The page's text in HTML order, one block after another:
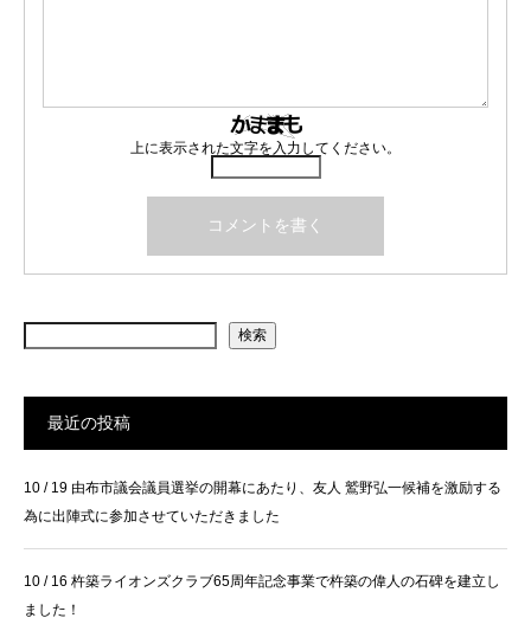
上に表示された文字を入力してください。
検索
最近の投稿
10 / 19 由布市議会議員選挙の開幕にあたり、友人 鷲野弘一候補を激励する
為に出陣式に参加させていただきました
10 / 16 杵築ライオンズクラブ65周年記念事業で杵築の偉人の石碑を建立し
ました！